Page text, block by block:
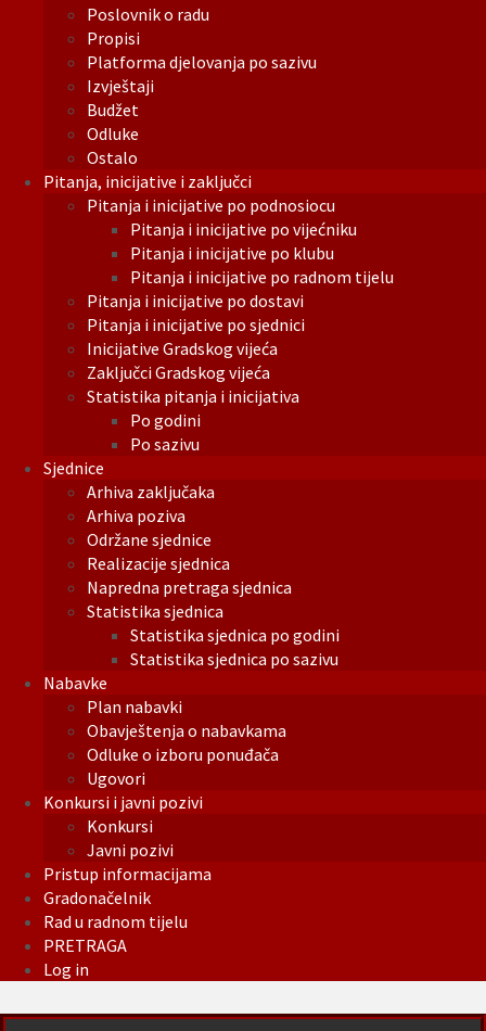
Poslovnik o radu
Propisi
Platforma djelovanja po sazivu
Izvještaji
Budžet
Odluke
Ostalo
Pitanja, inicijative i zaključci
Pitanja i inicijative po podnosiocu
Pitanja i inicijative po vijećniku
Pitanja i inicijative po klubu
Pitanja i inicijative po radnom tijelu
Pitanja i inicijative po dostavi
Pitanja i inicijative po sjednici
Inicijative Gradskog vijeća
Zaključci Gradskog vijeća
Statistika pitanja i inicijativa
Po godini
Po sazivu
Sjednice
Arhiva zaključaka
Arhiva poziva
Održane sjednice
Realizacije sjednica
Napredna pretraga sjednica
Statistika sjednica
Statistika sjednica po godini
Statistika sjednica po sazivu
Nabavke
Plan nabavki
Obavještenja o nabavkama
Odluke o izboru ponuđača
Ugovori
Konkursi i javni pozivi
Konkursi
Javni pozivi
Pristup informacijama
Gradonačelnik
Rad u radnom tijelu
PRETRAGA
Log in